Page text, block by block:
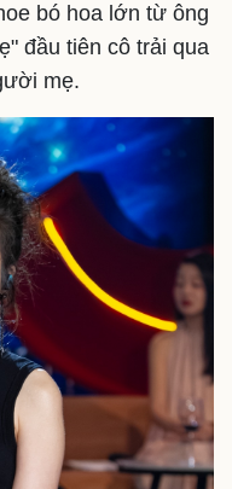
sự - Quốc phòng
khí
Nam
tích
bó hoa lớn từ ông
đầu tiên cô trải qua
mẹ.